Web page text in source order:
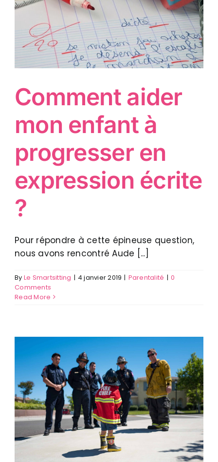
Comment aider
mon enfant à
progresser en
expression écrite
?
Pour répondre à cette épineuse question,
nous avons rencontré Aude [...]
By Le Smartsitting | 4 janvier 2019 | Parentalité | 0
Comments
Read More